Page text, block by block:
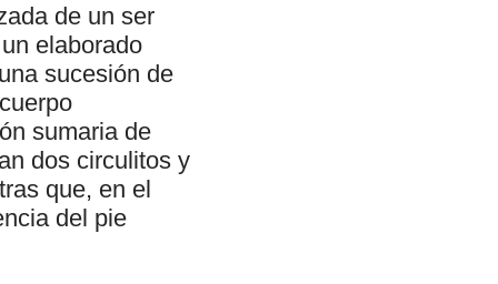
de un ser
elaborado
sucesión de
sumaria de
dos circulitos y
que, en el
del pie